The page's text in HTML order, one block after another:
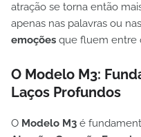
atração se torna então
apenas nas palavras ou
emoções que fluem entre
O Modelo M3:
Laços Profundos
O Modelo M3 é